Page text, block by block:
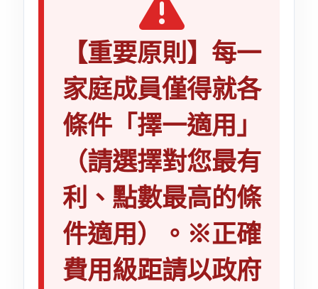
【重要原則】每一
家庭成員僅得就各
條件「擇一適用」
（請選擇對您最有
利、點數最高的條
件適用）。※正確
費用級距請以政府